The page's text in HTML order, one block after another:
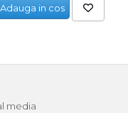
Adauga in cos
media